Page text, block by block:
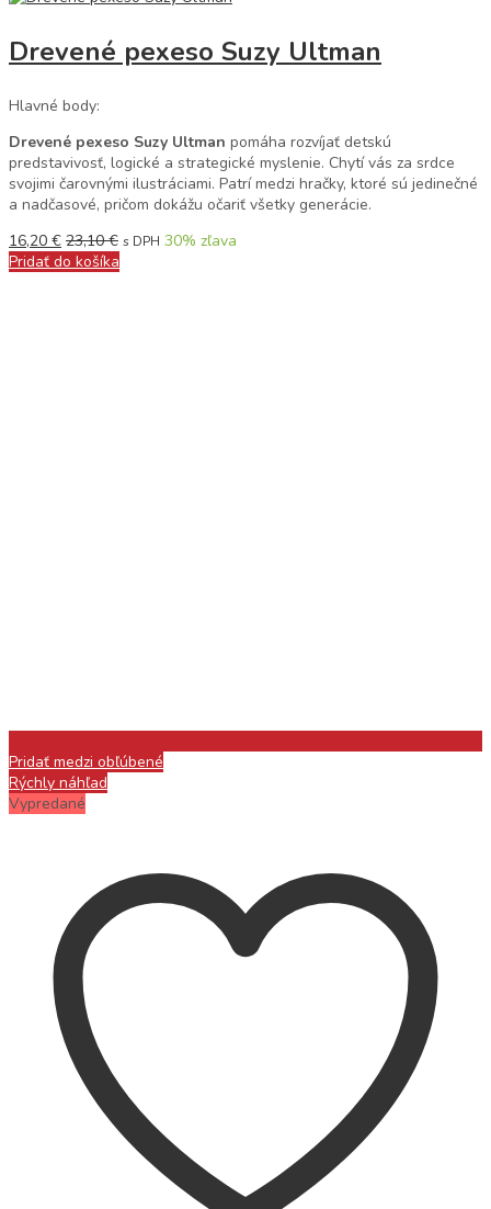
Drevené pexeso Suzy Ultman
Hlavné body:
Drevené pexeso Suzy Ultman pomáha rozvíjať detskú
predstavivosť, logické a strategické myslenie. Chytí vás za srdce
svojimi čarovnými ilustráciami. Patrí medzi hračky, ktoré sú jedinečné
a nadčasové, pričom dokážu očariť všetky generácie.
16,20 € 23,10€ s DPH 30% zľava
Pridať do košíka
Pridať medzi obľúbené
Rýchly náhľad
Vypredané